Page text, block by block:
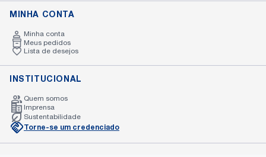
MINHA CONTA
Minha conta
Meus pedidos
Lista de desejos
INSTITUCIONAL
Quem somos
Imprensa
Sustentabilidade
Torne-se um credenciado